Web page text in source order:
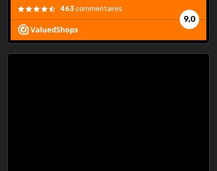
9,0
463commentaires